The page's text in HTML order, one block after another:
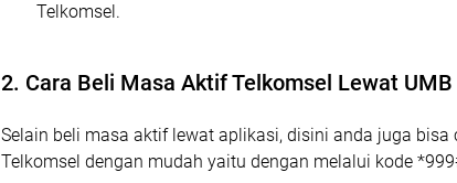
Telkomsel.
2. Cara Beli Masa Aktif Telkomsel Lewat UMB
Selain beli masa aktif lewat aplikasi, disini anda juga bisa
Telkomsel dengan mudah yaitu dengan melalui kode